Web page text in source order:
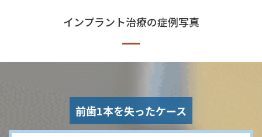
インプラント治療の症例写真
前歯1本を失ったケース